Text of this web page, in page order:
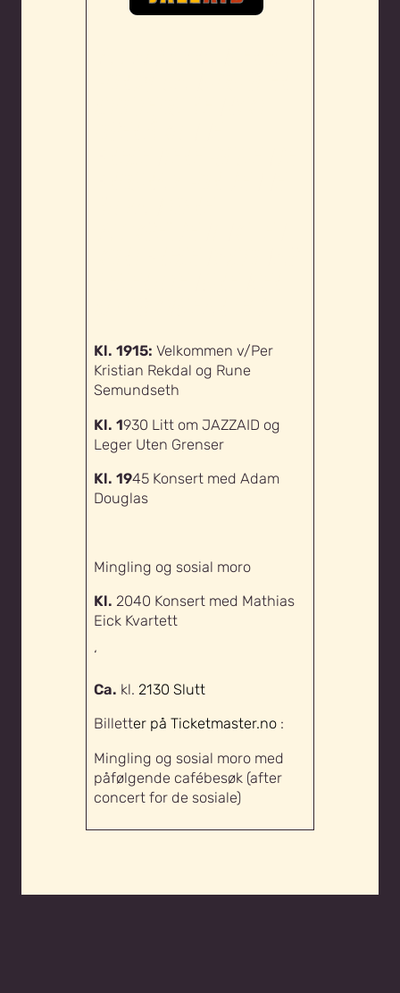
Kl. 1915: Velkommen v/Per
Kristian Rekdal og Rune
Semundseth
Kl. 1930 Litt om JAZZAID og
Leger Uten Grenser
Kl. 1945 Konsert med Adam
Douglas
Mingling og sosial moro
Kl. 2040 Konsert med Mathias
Eick Kvartett
‘
Ca. kl.2130 Slutt
Billetter på Ticketmaster.no :
Mingling og sosial moro med
påfølgende cafébesøk (after
concert for de sosiale)